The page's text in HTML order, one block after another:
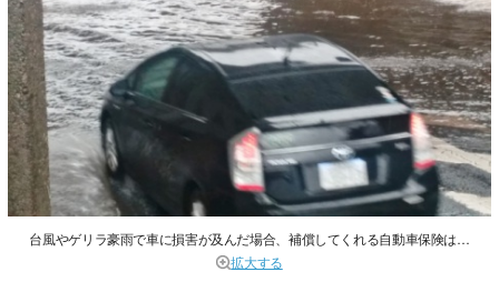
台風やゲリラ豪雨で車に損害が及んだ場合、補償してくれる自動車保険は…
拡大する